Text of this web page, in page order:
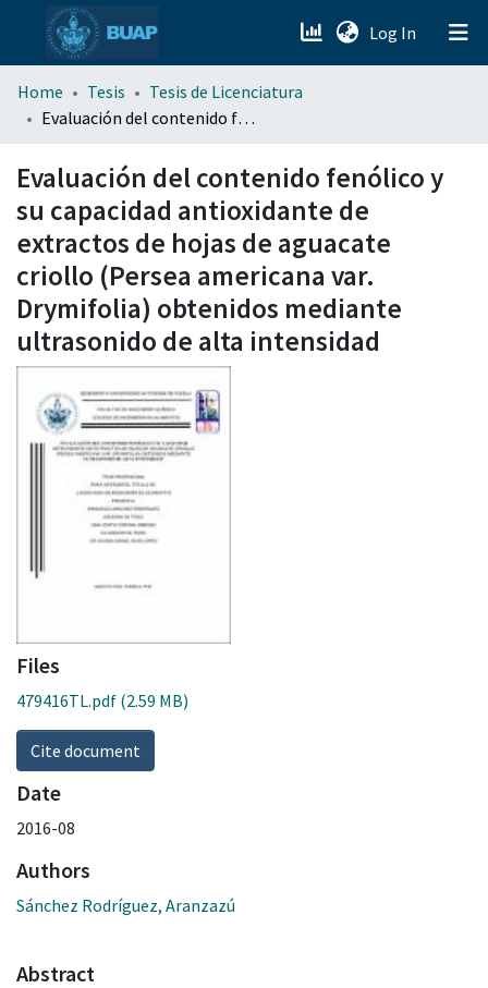
Log In (current)
menu.section.about_menu
Home Tesis
Tesis de Licenciatura
Evaluación del contenido fenólico y su capacidad antioxidante de extractos de hojas de aguacate criollo (Persea americana var. Drymifolia) obtenidos mediante ultrasonido de alta intensidad
Evaluación del contenido fenólico y
su capacidad antioxidante de
extractos de hojas de aguacate
criollo (Persea americana var.
Drymifolia) obtenidos mediante
ultrasonido de alta intensidad
Files
479416TL.pdf (2.59 MB)
Cite document
Date
2016-08
Authors
Sánchez Rodríguez, Aranzazú
Abstract